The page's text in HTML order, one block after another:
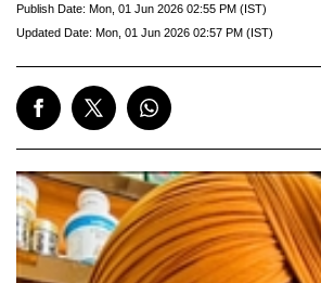
Publish Date: Mon, 01 Jun 2026 02:55 PM (IST)
Updated Date: Mon, 01 Jun 2026 02:57 PM (IST)